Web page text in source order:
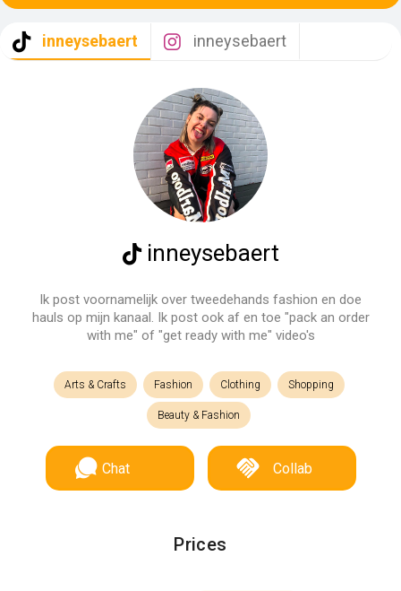
inneysebaert inneysebaert
inneysebaert
Ik post voornamelijk over tweedehands fashion en doe
hauls op mijn kanaal. Ik post ook af en toe "pack an order
with me" of "get ready with me" video's
Arts & Crafts Fashion Clothing Shopping
Beauty & Fashion
Chat Collab
Prices